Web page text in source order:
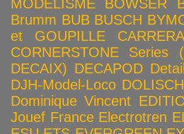
MODELISME
BOWSER
Brumm BUB BUSCH
et GOUPILLE
CARRERA
CORNERSTONE Series
DECAIX) DECAPOD
DJH-Model-Loco
Dominique Vincent
Jouef France Electrotren